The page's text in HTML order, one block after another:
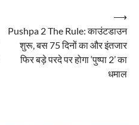
Pushpa 2 The Rule: काउंटडाउन
शुरू, बस 75 दिनों का और इंतजार
फिर बड़े परदे पर होगा ‘पुष्पा 2’ का
धमाल
⟶